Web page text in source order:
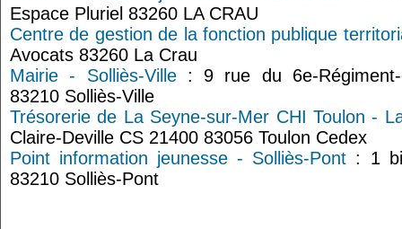
Espace Pluriel 83260 LA CRAU
Centre de gestion de la fonction publique
Avocats 83260 La Crau
Mairie - Solliès-Ville: 9 rue du 6e-Régiment-
83210 Solliès-Ville
Trésorerie de La Seyne-sur-Mer CHI Toulon -
Claire-Deville CS 21400 83056 Toulon Cedex
Point information jeunesse - Solliès-Pont : 1
83210 Solliès-Pont